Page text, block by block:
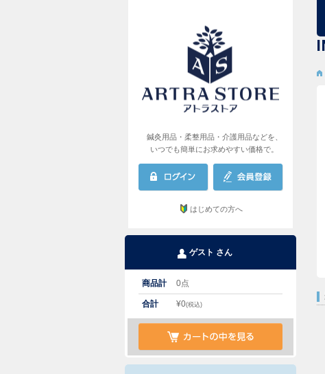
鍼灸用品・柔整用品・介護用品などを、
いつでも簡単にお求めやすい価格で。
はじめての方へ
ゲスト さん
商品計 0点
合計 ¥0(税込)